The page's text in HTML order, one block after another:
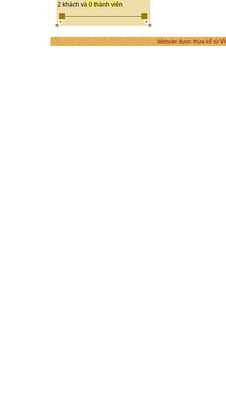
THÀNH TỰU
2 khách và 0 thành viên
Website được thừa kế từ